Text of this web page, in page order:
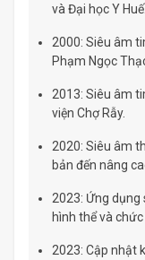
và Đại học Y Huế.
2000: Siêu âm
Phạm Ngọc
2013: Siêu âm
viện Chợ Rẫy.
2020: Siêu âm
bản đến nâng
2023: Ứng
hình thể và chức
2023: Cập nhật